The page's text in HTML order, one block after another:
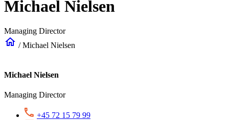
Michael Nielsen
Managing Director
home /Michael Nielsen
Michael Nielsen
Managing Director
+45 72 15 79 99